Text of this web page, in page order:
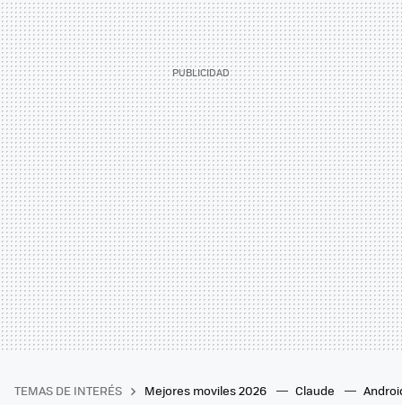
TEMAS DE INTERÉS Mejores moviles 2026 Claude